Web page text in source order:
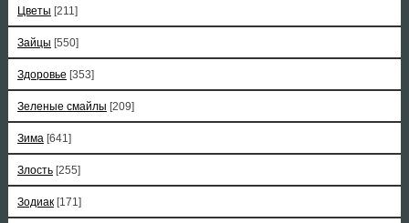
Цветы [211]
Зайцы [550]
Здоровье [353]
Зеленые смайлы [209]
Зима [641]
Злость [255]
Зодиак [171]